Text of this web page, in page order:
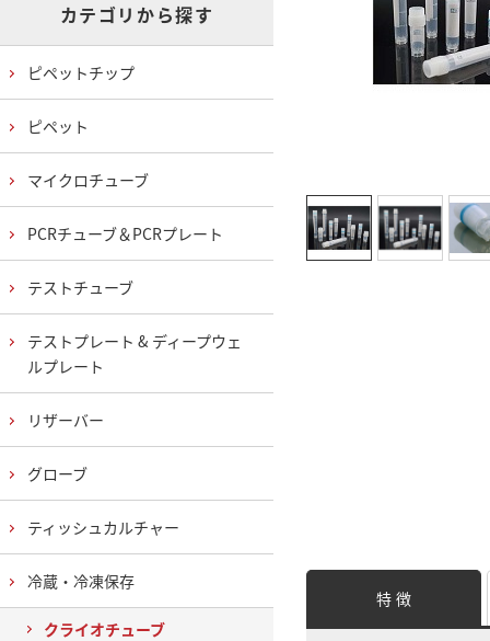
特 徴
カテゴリから探す
ピペットチップ
ピペット
マイクロチューブ
PCRチューブ＆PCRプレート
テストチューブ
テストプレート & ディープウェ
ルプレート
リザーバー
グローブ
ティッシュカルチャー
冷蔵・冷凍保存
クライオチューブ